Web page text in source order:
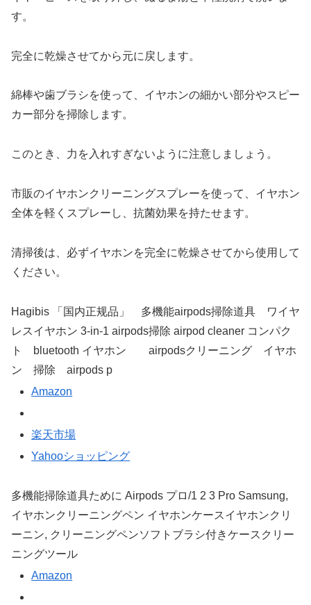
す。
完全に乾燥させてから元に戻します。
綿棒や歯ブラシを使って、イヤホンの細かい部分やスピー
カー部分を掃除します。
このとき、力を入れすぎないように注意しましょう。
市販のイヤホンクリーニングスプレーを使って、イヤホン
全体を軽くスプレーし、抗菌効果を持たせます。
清掃後は、必ずイヤホンを完全に乾燥させてから使用して
ください。
Hagibis 「国内正规品」 多機能airpods掃除道具 ワイヤ
レスイヤホン 3-in-1 airpods掃除 airpod cleaner コンパク
ト bluetooth イヤホン airpodsクリーニング イヤホ
ン 掃除 airpods p
Amazon
楽天市場
Yahooショッピング
多機能掃除道具ために Airpods プロ/1 2 3 Pro Samsung,
イヤホンクリーニングペン イヤホンケースイヤホンクリ
ーニン, クリーニングペンソフトブラシ付きケースクリー
ニングツール
Amazon